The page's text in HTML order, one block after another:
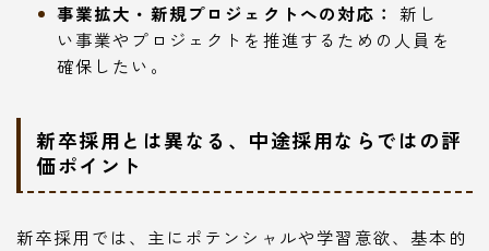
事業拡大・新規プロジェクトへの対応：
新し
い事業やプロジェクトを推進するための人員を
確保したい。
新卒採用とは異なる、中途採用ならではの評
価ポイント
新卒採用では、主にポテンシャルや学習意欲、基本的